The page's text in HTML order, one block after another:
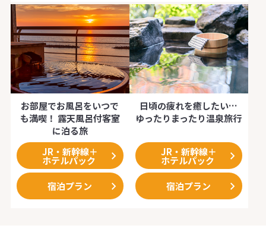
お部屋でお風呂をいつで
も満喫！ 露天風呂付客室
に泊る旅
JR・新幹線＋
ホテルパック
宿泊プラン
日頃の疲れを癒したい…
ゆったりまったり温泉旅行
JR・新幹線＋
ホテルパック
宿泊プラン